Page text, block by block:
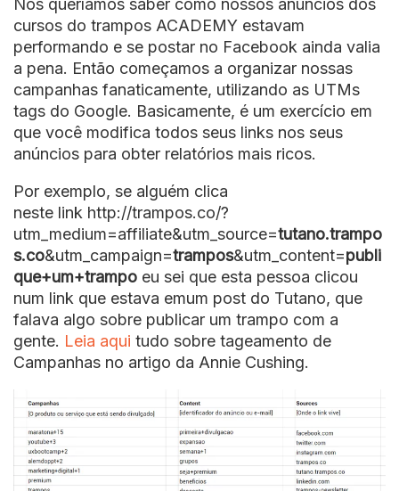
Nós queríamos saber como nossos anúncios dos
cursos do trampos ACADEMY estavam
performando e se postar no Facebook ainda valia
a pena. Então começamos a organizar nossas
campanhas fanaticamente, utilizando as UTMs
tags do Google. Basicamente, é um exercício em
que você modifica todos seus links nos seus
anúncios para obter relatórios mais ricos.
Por exemplo, se alguém clica
neste link http://trampos.co/?
utm_medium=affiliate&utm_source=tutano.trampo
s.co&utm_campaign=trampos&utm_content=publi
que+um+trampo eu sei que esta pessoa clicou
num link que estava emum post do Tutano, que
falava algo sobre publicar um trampo com a
gente. Leia aqui tudo sobre tageamento de
Campanhas no artigo da Annie Cushing.